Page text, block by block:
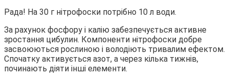
Рада! На 30 г нітрофоски потрібно 10 л води.
За рахунок фосфору і калію забезпечується активне
зростання цибулин. Компоненти нітрофоски добре
засвоюються рослиною і володіють тривалим ефектом.
Спочатку активується азот, а через кілька тижнів,
починають діяти інші елементи.